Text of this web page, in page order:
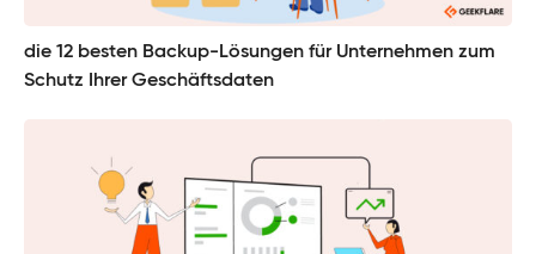
die 12 besten Backup-Lösungen für Unternehmen zum
Schutz Ihrer Geschäftsdaten